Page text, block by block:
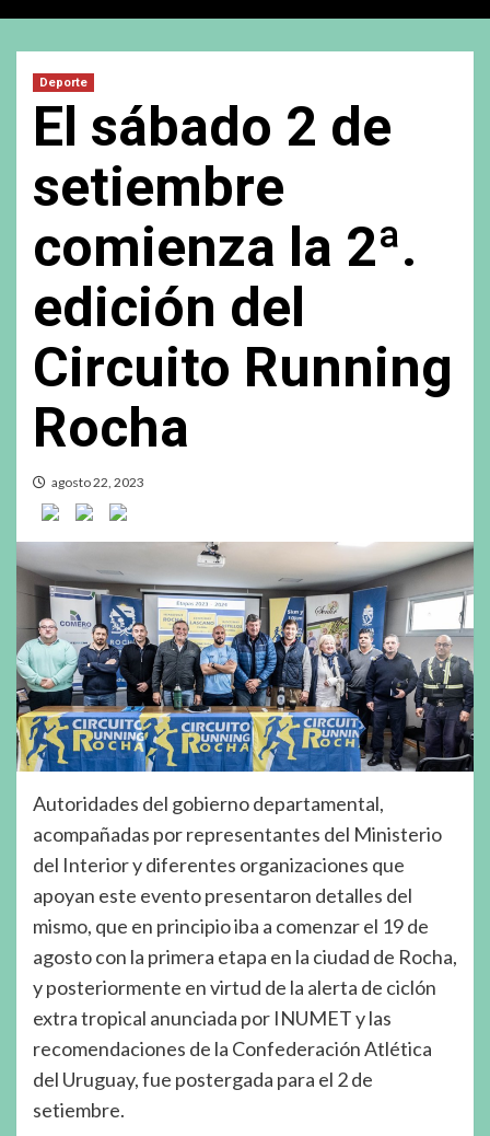
Deporte
El sábado 2 de
setiembre
comienza la 2ª.
edición del
Circuito Running
Rocha
agosto 22, 2023
Autoridades del gobierno departamental,
acompañadas por representantes del Ministerio
del Interior y diferentes organizaciones que
apoyan este evento presentaron detalles del
mismo, que en principio iba a comenzar el 19 de
agosto con la primera etapa en la ciudad de Rocha,
y posteriormente en virtud de la alerta de ciclón
extra tropical anunciada por INUMET y las
recomendaciones de la Confederación Atlética
del Uruguay, fue postergada para el 2 de
setiembre.